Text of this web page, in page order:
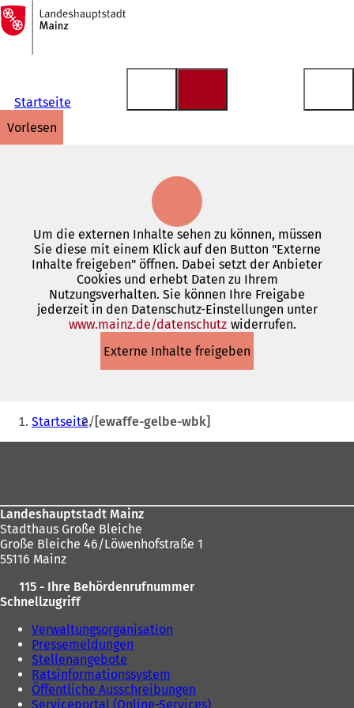
Inhalt anspringen
Zur
Startseite
Startseite
vorlesen
Um die externen Inhalte sehen zu können, müssen
Sie diese mit einem Klick auf den Button "Externe
Inhalte freigeben" öffnen. Dabei setzt der Anbieter
Cookies und erhebt Daten zu Ihrem
Nutzungsverhalten. Sie können Ihre Freigabe
jederzeit in den Datenschutz-Einstellungen unter
www.mainz.de/datenschutz(Öffnet
einem
neuen
widerrufen.
Externe Inhalte freigeben
Sie
befinden
Startseite [ewaffe-gelbe-wbk]
Landeshauptstadt Mainz
Stadthaus Große Bleiche
Große Bleiche 46/Löwenhofstraße 1
55116 Mainz
115 - Ihre Behördenrufnummer
Schnellzugriff
Verwaltungsorganisation
Pressemeldungen
Stellenangebote
Ratsinformationssystem
Öffentliche Ausschreibungen
Serviceportal (Online-Services)